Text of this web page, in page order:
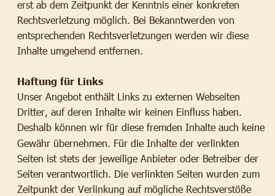
erst ab dem Zeitpunkt der Kenntnis einer konkreten
Rechtsverletzung möglich. Bei Bekanntwerden von
entsprechenden Rechtsverletzungen werden wir diese
Inhalte umgehend entfernen.
Haftung für Links
Unser Angebot enthält Links zu externen Webseiten
Dritter, auf deren Inhalte wir keinen Einfluss haben.
Deshalb können wir für diese fremden Inhalte auch keine
Gewähr übernehmen. Für die Inhalte der verlinkten
Seiten ist stets der jeweilige Anbieter oder Betreiber der
Seiten verantwortlich. Die verlinkten Seiten wurden zum
Zeitpunkt der Verlinkung auf mögliche Rechtsverstöße